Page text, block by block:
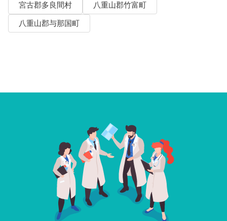
宮古郡多良間村
八重山郡竹富町
八重山郡与那国町